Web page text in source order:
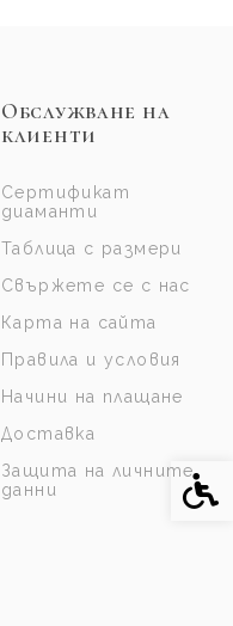
Обслужване на
клиенти
Сертификат
диаманти
Таблица с размери
Свържете се с нас
Карта на сайта
Правила и условия
Начини на плащане
Доставка
Защита на личните
данни